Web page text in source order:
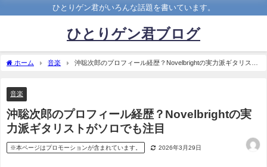
ひとりゲン君がいろんな話題を書いています。
ひとりゲン君ブログ
ホーム 音楽
沖聡次郎のプロフィール経歴？Novelbrightの実力派ギタリスト
音楽
沖聡次郎のプロフィール経歴？Novelbrightの実
力派ギタリストがソロでも注目
※本ページはプロモーションが含まれています。 2026年3月29日